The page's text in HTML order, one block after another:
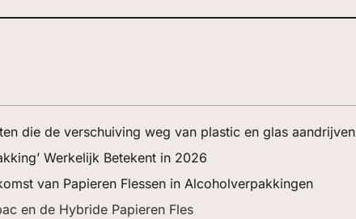
die de verschuiving weg van plastic en glas aandrijven
Werkelijk Betekent in 2026
van Papieren Flessen in Alcoholverpakkingen
en de Hybride Papieren Fles